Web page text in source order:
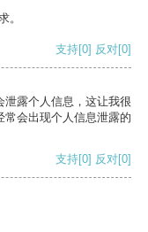
。
支持[0] 反对[0]
泄露个人信息，这让我很
常会出现个人信息泄露的
支持[0] 反对[0]